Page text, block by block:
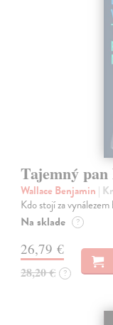
Tajemný
Wallace Benjamin |
Kdo stojí za
Na sklade ?
26,79 €
28,20 € ?